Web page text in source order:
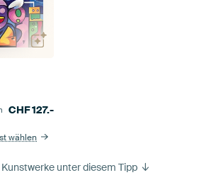
CHF127.-
wählen
unter diesem Tipp